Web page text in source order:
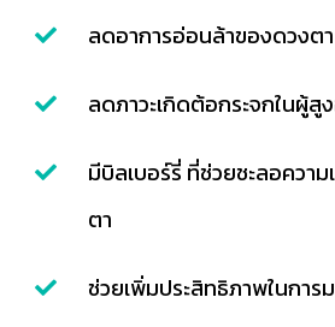
ลดอาการอ่อนล้าของดวงตา
ลดภาวะเกิดต้อกระจกในผู้สู
มีบิลเบอร์รี่ ที่ช่วยชะลอควา
ตา
ช่วยเพิ่มประสิทธิภาพในการ